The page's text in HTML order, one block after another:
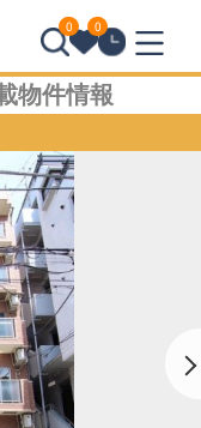
0 0
物件情報